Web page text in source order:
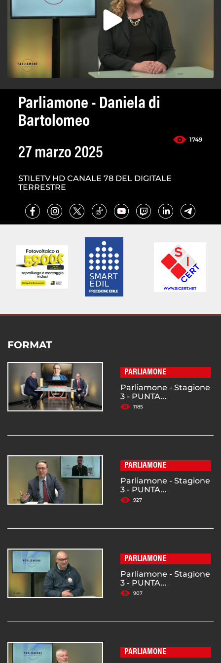
Parliamone - Daniela di
Bartolomeo
1749
27 marzo 2025
STILETV HD CANALE 78 DEL DIGITALE
TERRESTRE
FORMAT
PARLIAMONE
Parliamone - Stagione
3 - PUNTA...
1185
PARLIAMONE
Parliamone - Stagione
3 - PUNTA...
927
PARLIAMONE
Parliamone - Stagione
3 - PUNTA...
907
PARLIAMONE